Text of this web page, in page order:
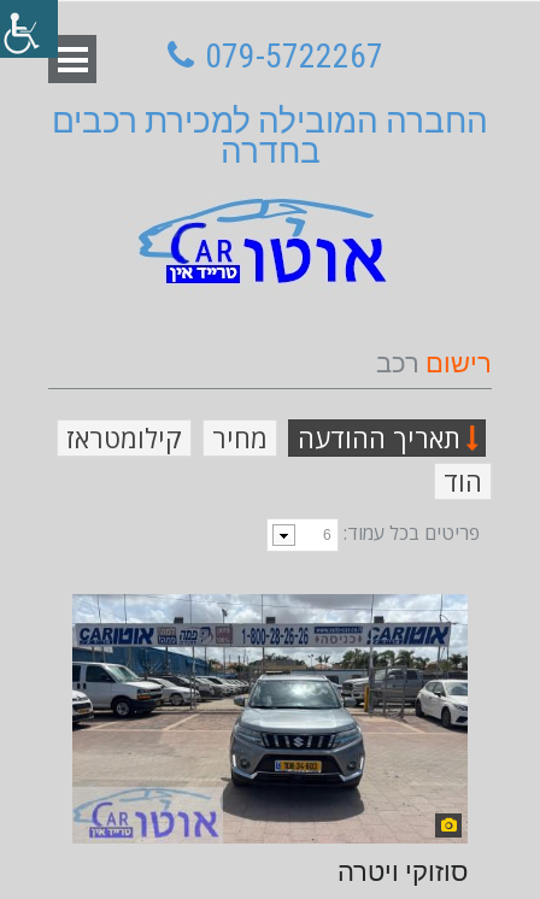
079-5722267
החברה המובילה למכירת רכבים
בחדרה
רישום רכב
תאריך ההודעה מחיר
קילומטראז
הוד
פריטים בכל עמוד:
סוזוקי ויטרה